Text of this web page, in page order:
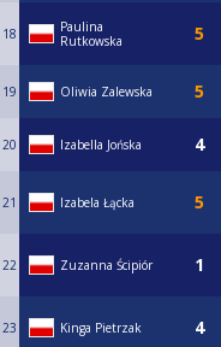
18
Paulina
Rutkowska
19 Oliwia Zalewska
20 Izabella Jońska
21 Izabela Łącka
22 Zuzanna Ścipiór
23 Kinga Pietrzak